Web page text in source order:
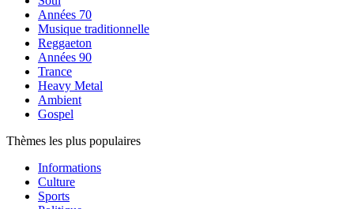
Années 70
Musique traditionnelle
Reggaeton
Années 90
Trance
Heavy Metal
Ambient
Gospel
Thèmes les plus populaires
Informations
Culture
Sports